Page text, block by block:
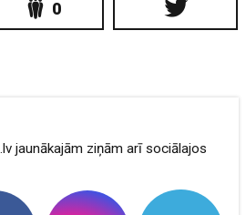
0
jaunākajām ziņām arī sociālajos